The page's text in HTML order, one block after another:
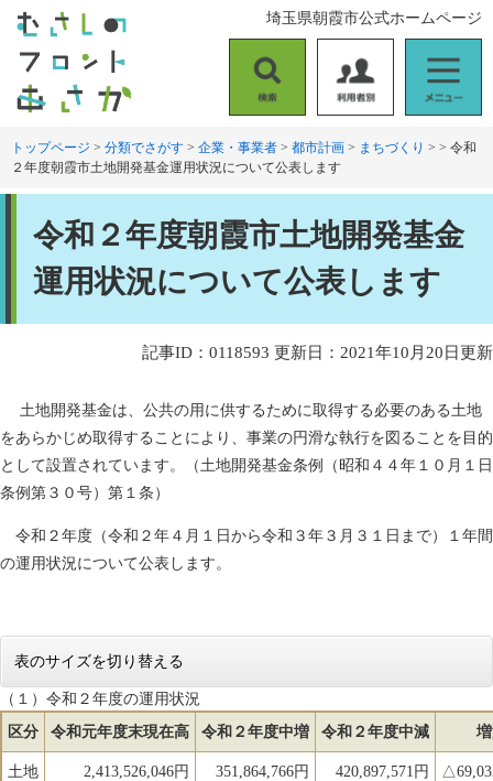
す
。
し
て
索
用
者
別
ニ
ュ
埼玉県朝霞市公式ホームページ
トップページ > 分類でさがす > 企業・事業者 > 都市計画 > まちづくり > > 令和
２年度朝霞市土地開発基金運用状況について公表します
令和２年度朝霞市土地開発基金
運用状況について公表します
記事ID：0118593 更新日：2021年10月20日更新
土地開発基金は、公共の用に供するために取得する必要のある土地
をあらかじめ取得することにより、事業の円滑な執行を図ることを目的
として設置されています。（土地開発基金条例（昭和４４年１０月１日
条例第３０号）第１条）
令和２年度（令和２年４月１日から令和３年３月３１日まで）１年間
の運用状況について公表します。
表のサイズを切り替える
（１）令和２年度の運用状況
区分
令和元年度末現在高 令和２年度中増 令和２年度中減
土地 2,413,526,046円 351,864,766円 420,897,571円